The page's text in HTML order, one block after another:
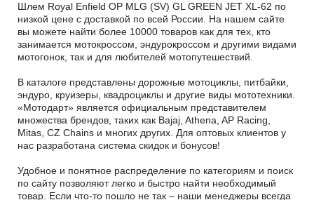
Шлем Royal Enfield OP MLG (SV) GL GREEN JET XL-62 по
низкой цене с доставкой по всей России. На нашем сайте
вы можете найти более 10000 товаров как для тех, кто
занимается мотокроссом, эндурокроссом и другими видами
мотогонок, так и для любителей мотопутешествий.
В каталоге представлены дорожные мотоциклы, питбайки,
эндуро, круизеры, квадроциклы и другие виды мототехники.
«Мотодарт» является официальным представителем
множества брендов, таких как Bajaj, Athena, AP Racing,
Mitas, CZ Chains и многих других. Для оптовых клиентов у
нас разработана система скидок и бонусов!
Удобное и понятное распределение по категориям и поиск
по сайту позволяют легко и быстро найти необходимый
товар. Если что-то пошло не так – наши менеджеры всегда